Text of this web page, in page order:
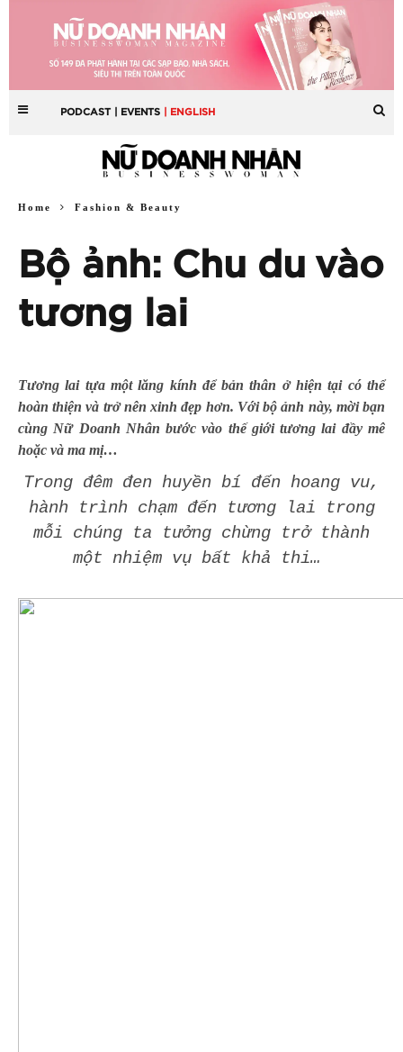
PODCAST | EVENTS | ENGLISH
Home Fashion & Beauty
Bộ ảnh: Chu du vào
tương lai
Tương lai tựa một lăng kính để bản thân ở hiện tại có thể
hoàn thiện và trở nên xinh đẹp hơn. Với bộ ảnh này, mời bạn
cùng Nữ Doanh Nhân bước vào thế giới tương lai đầy mê
hoặc và ma mị…
Trong đêm đen huyền bí đến hoang vu,
hành trình chạm đến tương lai trong
mỗi chúng ta tưởng chừng trở thành
một nhiệm vụ bất khả thi…